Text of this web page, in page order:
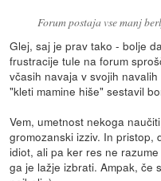
Forum postaja vse manj
Glej, saj je prav tako - bolje
frustracije tule na forum
včasih navaja v svojih
"kleti mamine hiše" sestavil
Vem, umetnost nekoga
gromozanski izziv. In pristop,
idiot, ali pa ker res ne
ga je lažje izbrati. Ampak, če